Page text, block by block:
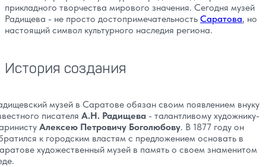
прикладного творчества мирового значения. Сегодня музей
Радищева - не просто достопримечательность Саратова, но
настоящий символ культурного наследия региона.
История создания
музей в Саратове обязан своим появлением внуку
писателя А.Н. Радищева - талантливому художнику-
Алексею Петровичу Боголюбову. В 1877 году он
к городским властям с предложением основать в
художественный музей в память о своем знаменитом